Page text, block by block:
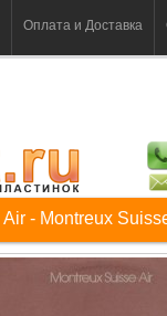
Оплата и Доставка
Air - Montreux